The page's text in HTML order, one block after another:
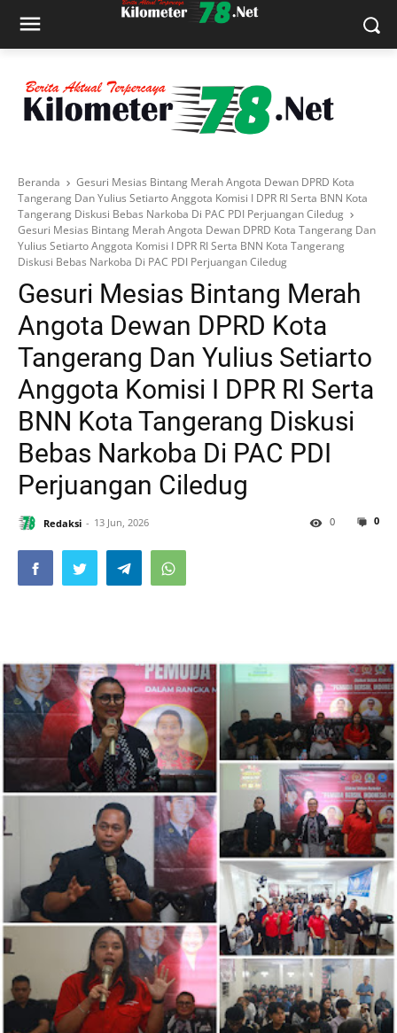
Beranda
Gesuri Mesias Bintang Merah Angota Dewan DPRD Kota
Tangerang Dan Yulius Setiarto Anggota Komisi I DPR RI Serta BNN Kota
Tangerang Diskusi Bebas Narkoba Di PAC PDI Perjuangan Ciledug
Gesuri Mesias Bintang Merah Angota Dewan DPRD Kota Tangerang Dan
Yulius Setiarto Anggota Komisi I DPR RI Serta BNN Kota Tangerang
Diskusi Bebas Narkoba Di PAC PDI Perjuangan Ciledug
Gesuri Mesias Bintang Merah
Angota Dewan DPRD Kota
Tangerang Dan Yulius Setiarto
Anggota Komisi I DPR RI Serta
BNN Kota Tangerang Diskusi
Bebas Narkoba Di PAC PDI
Perjuangan Ciledug
Redaksi 13 Jun, 2026 0
0